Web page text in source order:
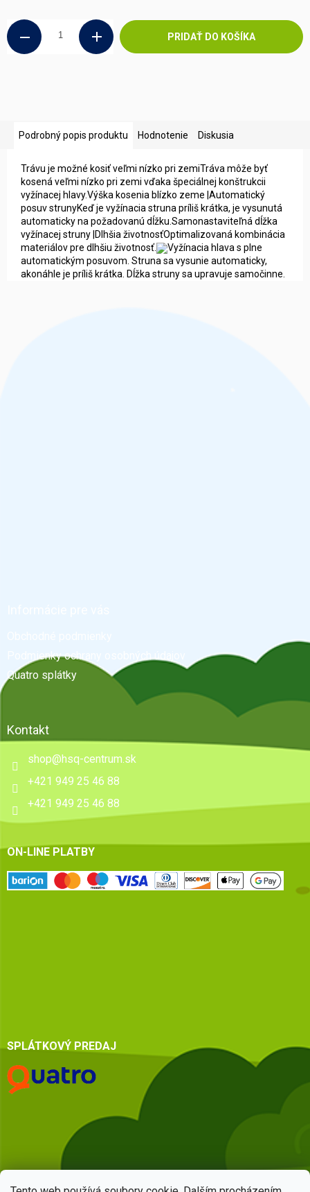
PRIDAŤ DO KOŠÍKA
Podrobný popis produktu Hodnotenie Diskusia
Trávu je možné kosiť veľmi nízko pri zemiTráva môže byť
kosená veľmi nízko pri zemi vďaka špeciálnej konštrukcii
vyžínacej hlavy.Výška kosenia blízko zeme |Automatický
posuv strunyKeď je vyžínacia struna príliš krátka, je vysunutá
automaticky na požadovanú dĺžku. Samonastaviteľná dĺžka
vyžínacej struny |Dlhšia životnosťOptimalizovaná kombinácia
materiálov pre dlhšiu životnosť.
Vyžínacia hlava s plne
automatickým posuvom. Struna sa vysunie automaticky,
akonáhle je príliš krátka. Dĺžka struny sa upravuje samočinne.
Podmienky ochrany osobných údajov
Quatro splátky
Kontakt
shop@hsq-centrum.sk
+421 949 25 46 88
+421 949 25 46 88
ON-LINE PLATBY
SPLÁTKOVÝ PREDAJ